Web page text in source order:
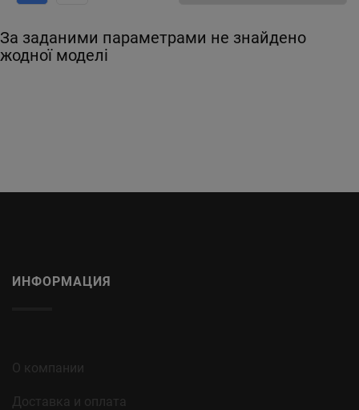
За заданими параметрами не знайдено
жодної моделі
ИНФОРМАЦИЯ
О компании
Доставка и оплата